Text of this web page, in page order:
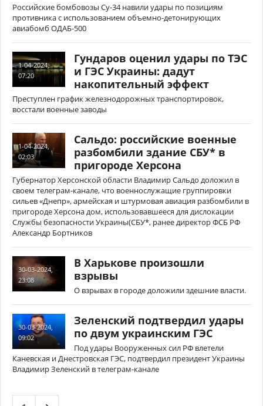
Российские бомбовозы Су-34 навили удары по позициям
противника с использованием объемно-детонирующих
авиабомб ОДАБ-500
1-04-2024,
07:20
Гундаров оценил удары по ТЭС
и ГЭС Украины: дадут
накопительный эффект
Преступлен график железнодорожных транспортировок,
восстали военные заводы
1-04-2024,
02:03
Сальдо: российские военные
разбомбили здание СБУ* в
пригороде Херсона
Губернатор Херсонской области Владимир Сальдо доложил в
своем телеграм-канале, что военнослужащие группировки
сильев «Днепр», армейская и штурмовая авиация разбомбили в
пригороде Херсона дом, использовавшееся для дислокации
Службы безопасности Украины(СБУ*, ранее директор ФСБ РФ
Александр Бортников
30-03-2024,
23:08
В Харькове произошли
взрывы
О взрывах в городе доложили здешние власти.
30-03-2024,
09:02
Зеленский подтвердил удары
по двум украинским ГЭС
Под удары Вооруженных сил РФ влетели
Каневская и Днестровская ГЭС, подтвердил президент Украины
Владимир Зеленский в телеграм-канале